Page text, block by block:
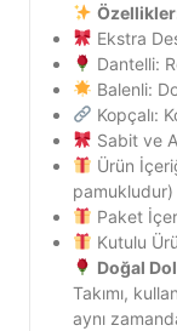
Ekstra
Dantelli:
Balenli:
Kopçalı:
Sabit ve
Ürün
pamukludur)
Paket
Kutulu
Doğal
Takımı,
aynı